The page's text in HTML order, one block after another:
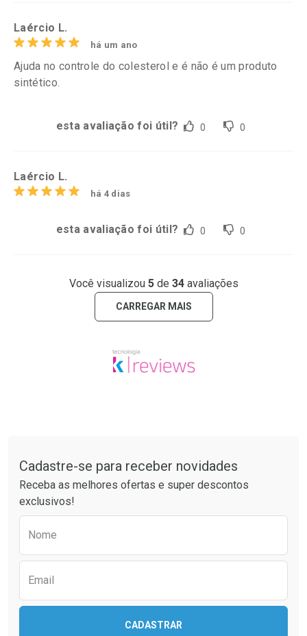
Laércio L.
há um ano
Ajuda no controle do colesterol e é não é um produto
sintético.
esta avaliação foi útil? 0 0
Laércio L.
há 4 dias
esta avaliação foi útil? 0 0
Você visualizou 5de 34avaliações
CARREGAR MAIS
Cadastre-se para receber novidades
Receba as melhores ofertas e super descontos
exclusivos!
Nome
Email
CADASTRAR